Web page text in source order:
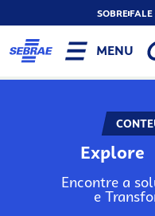
SOBREFALE
MENU
Explore
Encontre a
e